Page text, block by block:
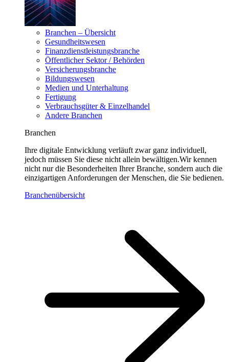
Branchen – Übersicht
Gesundheitswesen
Finanzdienstleistungsbranche
Öffentlicher Sektor / Behörden
Versicherungsbranche
Bildungswesen
Medien und Unterhaltung
Fertigung
Verbrauchsgüter & Einzelhandel
Andere Branchen
Branchen
Ihre digitale Entwicklung verläuft zwar ganz individuell,
jedoch müssen Sie diese nicht allein bewältigen.Wir kennen
nicht nur die Besonderheiten Ihrer Branche, sondern auch die
einzigartigen Anforderungen der Menschen, die Sie bedienen.
Branchenübersicht